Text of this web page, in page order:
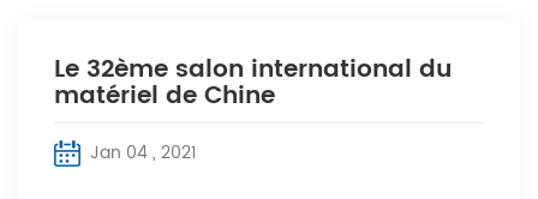
Le 32ème salon international du
matériel de Chine
Jan 04 , 2021